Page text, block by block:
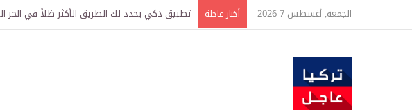
الجمعة, أغسطس 7 2026 أخبار عاجلة تركيا وسوريا توقعان اتفاقية لإنشاء “الجامعة